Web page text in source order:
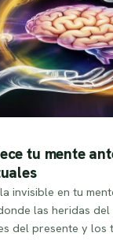
tu mente
invisible en tu
las heridas del
del presente y los